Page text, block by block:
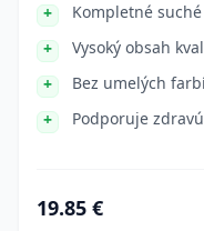
Kompletné
Vysoký obsah
Bez umelých
Podporuje
19.85 €